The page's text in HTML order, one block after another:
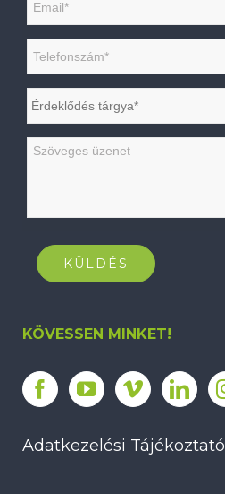
KÖVESSEN MINKET!
Adatkezelési Tájékoztató